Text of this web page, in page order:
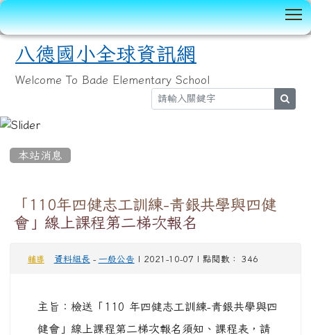
八德國小全球資訊網
Welcome To Bade Elementary School
本站消息
「110年四健志工訓練-靑銀共學與四健
會」線上課程第二梯次報名
輔導 資料組長 - 一般公告 | 2021-10-07 | 點閱數： 346
主旨：檢送「110 年四健志工訓練-靑銀共學與四
健會」線上課程第二梯次報名須知、課程表，請